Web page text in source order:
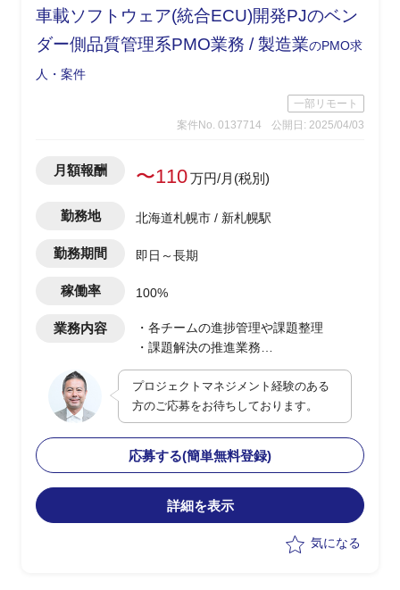
車載ソフトウェア(統合ECU)開発PJのベン
ダー側品質管理系PMO業務 / 製造業のPMO求
人・案件
一部リモート
案件No. 0137714
公開日: 2025/04/03
月額報酬 〜110万円/月(税別)
勤務地 北海道札幌市 / 新札幌駅
勤務期間 即日～長期
稼働率 100%
業務内容
・各チームの進捗管理や課題整理
・課題解決の推進業務
・ベンダー側PMへのOJT含む教育支援
・課題管理表や各種資料の作成
・資料のレビュー作業
・課題管理/進捗管理/品質分析業務
プロジェクトマネジメント経験のある
方のご応募をお待ちしております。
応募する(簡単無料登録)
詳細を表示
気になる